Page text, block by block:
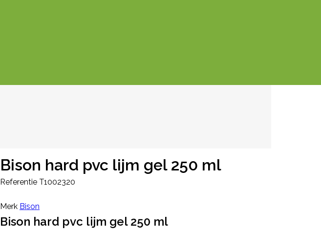
Bison hard pvc lijm gel 250 ml
Referentie T1002320
Merk Bison
Bison hard pvc lijm gel 250 ml